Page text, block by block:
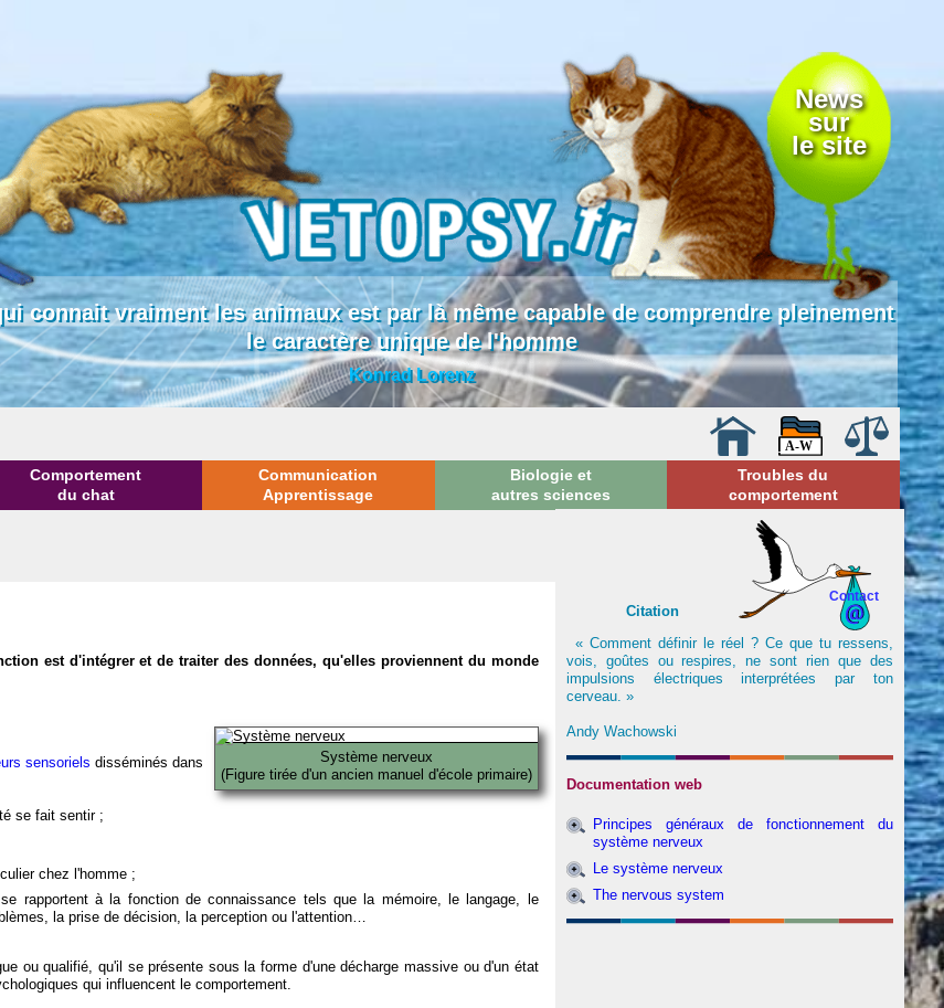
News
sur
le site
connait vraiment les animaux est par là même capable de comprendre pleinement
le caractère unique de l'homme
Konrad Lorenz
Comportement
du chat
Communication
Apprentissage
Biologie et
autres sciences
Troubles du
comportement
est d'intégrer et de traiter des données, qu'elles proviennent du monde
Système nerveux
(Figure tirée d'un ancien manuel d'école primaire)
sensoriels disséminés dans
se fait sentir ;
chez l'homme ;
rapportent à la fonction de connaissance tels que la mémoire, le langage, le
la prise de décision, la perception ou l'attention…
ou qualifié, qu'il se présente sous la forme d'une décharge massive ou d'un état
qui influencent le comportement.
Contact
Citation
« Comment définir le réel ? Ce que tu ressens,
vois, goûtes ou respires, ne sont rien que des
impulsions électriques interprétées par ton
cerveau. »
Andy Wachowski
Documentation web
Principes généraux de fonctionnement du
système nerveux
Le système nerveux
The nervous system